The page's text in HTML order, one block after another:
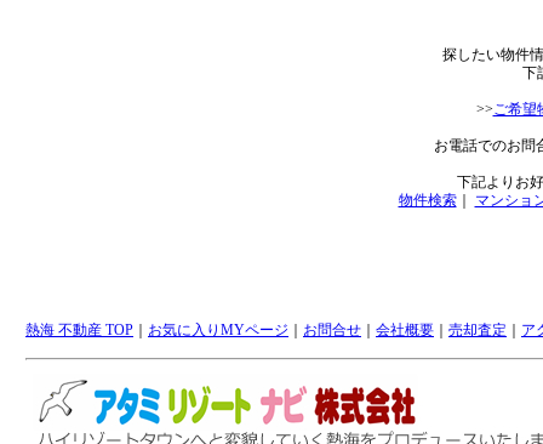
探したい物件
下
>>ご希望
お電話でのお問
下記よりお
物件検索｜ マンショ
熱海 不動産 TOP お気に入りMYページ お問合せ 会社概要 売却査定 ア